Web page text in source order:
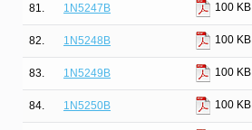
81. 1N5247B 100 KB
82. 1N5248B 100 KB
83. 1N5249B 100 KB
84. 1N5250B 100 KB